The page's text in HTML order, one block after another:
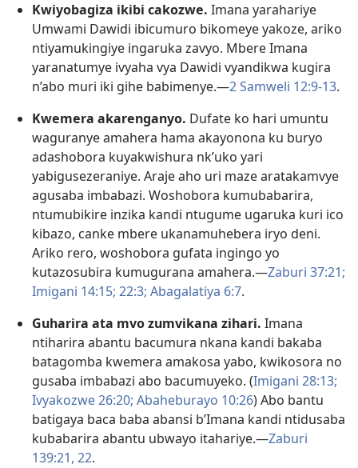
Kwiyobagiza ikibi cakozwe. Imana yarahariye
Umwami Dawidi ibicumuro bikomeye yakoze, ariko
ntiyamukingiye ingaruka zavyo. Mbere Imana
yaranatumye ivyaha vya Dawidi vyandikwa kugira
n’abo muri iki gihe babimenye.​—2 Samweli 12:​9-​13.
Kwemera akarenganyo. Dufate ko hari umuntu
waguranye amahera hama akayonona ku buryo
adashobora kuyakwishura nk’uko yari
yabigusezeraniye. Araje aho uri maze aratakamvye
agusaba imbabazi. Woshobora kumubabarira,
ntumubikire inzika kandi ntugume ugaruka kuri ico
kibazo, canke mbere ukanamuhebera iryo deni.
Ariko rero, woshobora gufata ingingo yo
kutazosubira kumugurana amahera.​—Zaburi 37:21;
Imigani 14:15; 22:3; Abagalatiya 6:7.
Guharira ata mvo zumvikana zihari. Imana
ntiharira abantu bacumura nkana kandi bakaba
batagomba kwemera amakosa yabo, kwikosora no
gusaba imbabazi abo bacumuyeko. (Imigani 28:13;
Ivyakozwe 26:20; Abaheburayo 10:26) Abo bantu
batigaya baca baba abansi b’Imana kandi ntidusaba
kubabarira abantu ubwayo itahariye.​—Zaburi
139:21, 22.